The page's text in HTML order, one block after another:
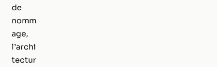
de
nomm
age,
l’archi
tectur